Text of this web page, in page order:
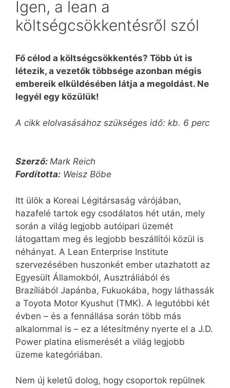
Igen, a lean a
költségcsökkentésről szól
Fő célod a költségcsökkentés? Több út is
létezik, a vezetők többsége azonban mégis
embereik elküldésében látja a megoldást. Ne
legyél egy közülük!
A cikk elolvasásához szükséges idő: kb. 6 perc
Szerző: Mark Reich
Fordította: Weisz Böbe
Itt ülök a Koreai Légitársaság várójában,
hazafelé tartok egy csodálatos hét után, mely
során a világ legjobb autóipari üzemét
látogattam meg és legjobb beszállítói közül is
néhányat. A Lean Enterprise Institute
szervezésében huszonkét ember utazhatott az
Egyesült Államokból, Ausztráliából és
Brazíliából Japánba, Fukuokába, hogy láthassák
a Toyota Motor Kyushut (TMK). A legutóbbi két
évben – és a fennállása során több más
alkalommal is – ez a létesítmény nyerte el a J.D.
Power platina elismerését a világ legjobb
üzeme kategóriában.
Nem új keletű dolog, hogy csoportok repülnek